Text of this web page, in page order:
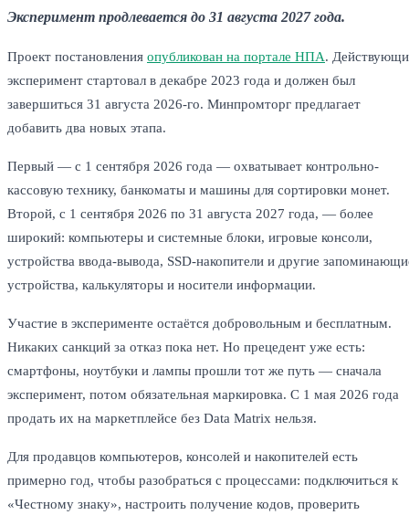
Эксперимент продлевается до 31 августа 2027 года.
Проект постановления опубликован на портале НПА.
эксперимент стартовал в декабре 2023 года и должен был
завершиться 31 августа 2026-го. Минпромторг предлагает
добавить два новых этапа.
Первый — с 1 сентября 2026 года — охватывает контрольно-
кассовую технику, банкоматы и машины для сортировки монет.
Второй, с 1 сентября 2026 по 31 августа 2027 года, — более
широкий: компьютеры и системные блоки, игровые консоли,
устройства ввода-вывода, SSD-накопители и другие
устройства, калькуляторы и носители информации.
Участие в эксперименте остаётся добровольным и бесплатным.
Никаких санкций за отказ пока нет. Но прецедент уже есть:
смартфоны, ноутбуки и лампы прошли тот же путь — сначала
эксперимент, потом обязательная маркировка. С 1 мая 2026 года
продать их на маркетплейсе без Data Matrix нельзя.
Для продавцов компьютеров, консолей и накопителей есть
примерно год, чтобы разобраться с процессами: подключиться к
«Честному знаку», настроить получение кодов, проверить